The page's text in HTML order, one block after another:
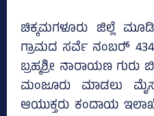
ಚಿಕ್ಕಮಗಳೂರು ಜಿಲ್ಲೆ
ಗ್ರಾಮದ ಸರ್ವೆ ನಂಬರ್‍‌
ಬ್ರಹ್ಮಶ್ರೀ ನಾರಾಯಣ
ಮಂಜೂರು ಮಾಡಲು
ಆಯುಕ್ತರು ಕಂದಾಯ